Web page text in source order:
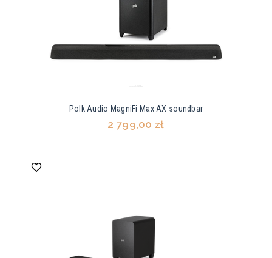
Polk Audio MagniFi Max AX soundbar
2 799,00 zł